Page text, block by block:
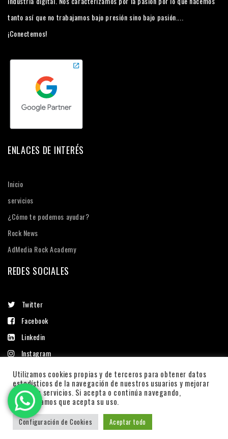
tanto así que no trabajamos bajo presión sino bajo pasión....
¡Conectemos!
ENLACES DE INTERÉS
Inicio
servicios
¿Cómo te podemos ayudar?
Rock News
AdMedia Rock Academy
REDES SOCIALES
Twitter
Facebook
Linkedin
Instagram
© 2016 ADMEDIA ROCK. TODOS LOS DERECHOS RESERVADOS.
Utilizamos cookies propias y de terceros para obtener datos
estadísticos de la navegación de nuestros usuarios y mejorar
nuestros servicios. Si acepta o continúa navegando,
consideramos que acepta su uso.
Configuración de Cookies Aceptar todo
Inicio CONTÁCTANOS
ROCK